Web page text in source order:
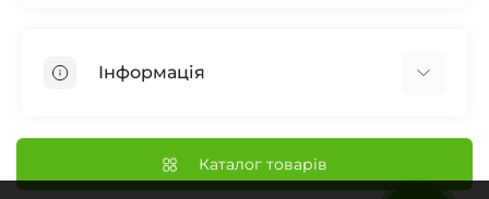
Унісекс Парфумерія
Автомобільний ароматизатор
Нішева парфумерія
Інформація
Наші Магазини
Доставка та Оплата
Каталог товарів